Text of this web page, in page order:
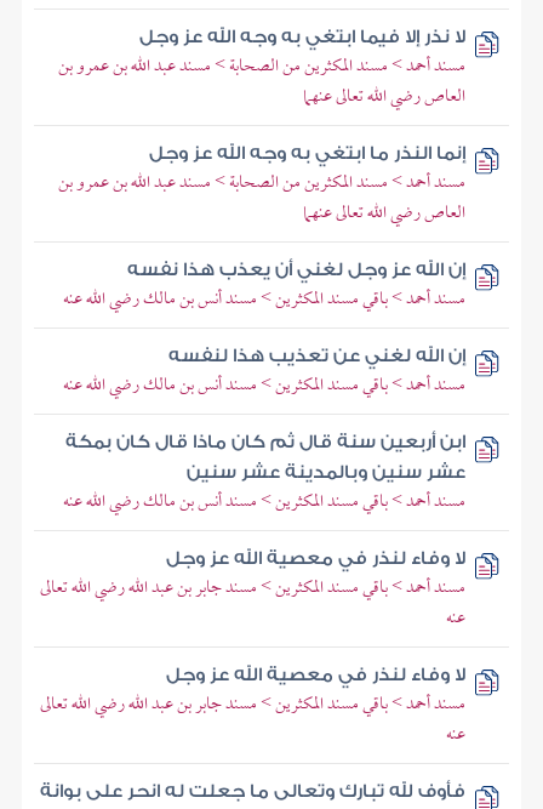
لا نذر إلا فيما ابتغي به وجه الله عز وجل
مسند أحمد > مسند المكثرين من الصحابة > مسند عبد الله بن عمرو بن
العاص رضي الله تعالى عنهما
إنما النذر ما ابتغي به وجه الله عز وجل
مسند أحمد > مسند المكثرين من الصحابة > مسند عبد الله بن عمرو بن
العاص رضي الله تعالى عنهما
إن الله عز وجل لغني أن يعذب هذا نفسه
مسند أحمد > باقي مسند المكثرين > مسند أنس بن مالك رضي الله عنه
إن الله لغني عن تعذيب هذا لنفسه
مسند أحمد > باقي مسند المكثرين > مسند أنس بن مالك رضي الله عنه
ابن أربعين سنة قال ثم كان ماذا قال كان بمكة
عشر سنين وبالمدينة عشر سنين
مسند أحمد > باقي مسند المكثرين > مسند أنس بن مالك رضي الله عنه
لا وفاء لنذر في معصية الله عز وجل
مسند أحمد > باقي مسند المكثرين > مسند جابر بن عبد الله رضي الله تعالى
عنه
لا وفاء لنذر في معصية الله عز وجل
مسند أحمد > باقي مسند المكثرين > مسند جابر بن عبد الله رضي الله تعالى
عنه
فأوف لله تبارك وتعالى ما جعلت له انحر على بوانة